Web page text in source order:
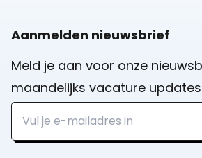
Aanmelden nieuwsbrief
Meld je aan voor onze
maandelijks vacature